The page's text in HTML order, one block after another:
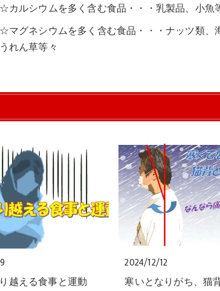
カルシウムを多く含む食品・・・乳製品、小魚
マグネシウムを多く含む食品・・・ナッツ類、
れん草等々
越える食事と運動
2024/12/12
寒いとなりがち、猫